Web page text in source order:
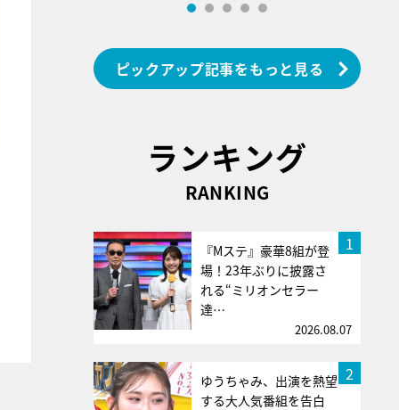
ピックアップ記事をもっと見る
ランキング
RANKING
1
『Mステ』豪華8組が登
場！23年ぶりに披露さ
れる“ミリオンセラー
達…
2026.08.07
2
ゆうちゃみ、出演を熱望
する大人気番組を告白